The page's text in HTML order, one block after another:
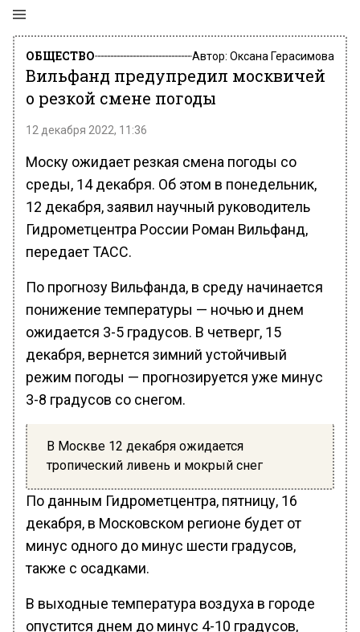
ОБЩЕСТВО Автор: Оксана Герасимова
Вильфанд предупредил москвичей
о резкой смене погоды
12 декабря 2022, 11:36
Моску ожидает резкая смена погоды со
среды, 14 декабря. Об этом в понедельник,
12 декабря, заявил научный руководитель
Гидрометцентра России Роман Вильфанд,
передает ТАСС.
По прогнозу Вильфанда, в среду начинается
понижение температуры — ночью и днем
ожидается 3-5 градусов. В четверг, 15
декабря, вернется зимний устойчивый
режим погоды — прогнозируется уже минус
3-8 градусов со снегом.
В Москве 12 декабря ожидается
тропический ливень и мокрый снег
По данным Гидрометцентра, пятницу, 16
декабря, в Московском регионе будет от
минус одного до минус шести градусов,
также с осадками.
В выходные температура воздуха в городе
опустится днем до минус 4-10 градусов,